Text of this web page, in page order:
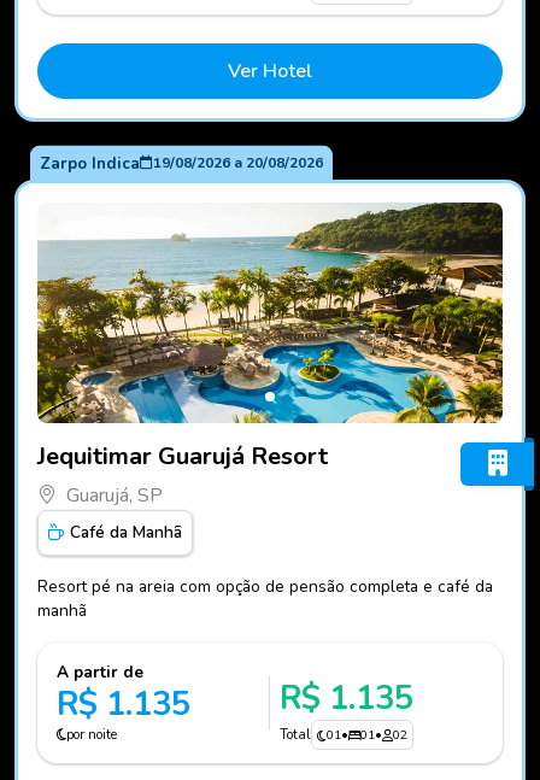
Ver Hotel
Zarpo Indica 19/08/2026a 20/08/2026
Jequitimar Guarujá Resort
Guarujá, SP
Café da Manhã
Resort pé na areia com opção de pensão completa e café da
manhã
A partir de
R$ 1.135
por noite
R$ 1.135
Total 01• 01• 02